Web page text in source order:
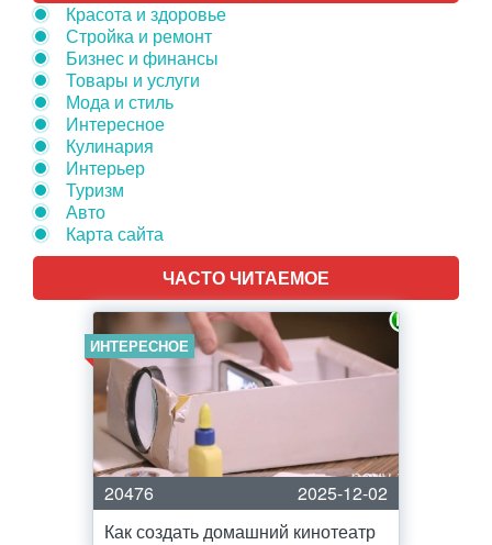
Красота и здоровье
Стройка и ремонт
Бизнес и финансы
Товары и услуги
Мода и стиль
Интересное
Кулинария
Интерьер
Туризм
Авто
Карта сайта
ЧАСТО ЧИТАЕМОЕ
ИНТЕРЕСНОЕ
20476
2025-12-02
Как создать домашний кинотеатр